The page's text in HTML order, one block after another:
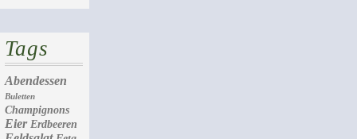
Tags
Abendessen
Buletten
Champignons
Eier Erdbeeren